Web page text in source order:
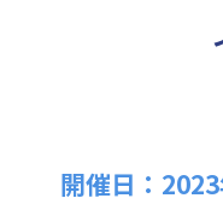
開催日：